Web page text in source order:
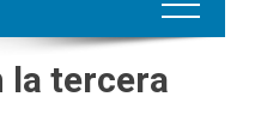
la tercera